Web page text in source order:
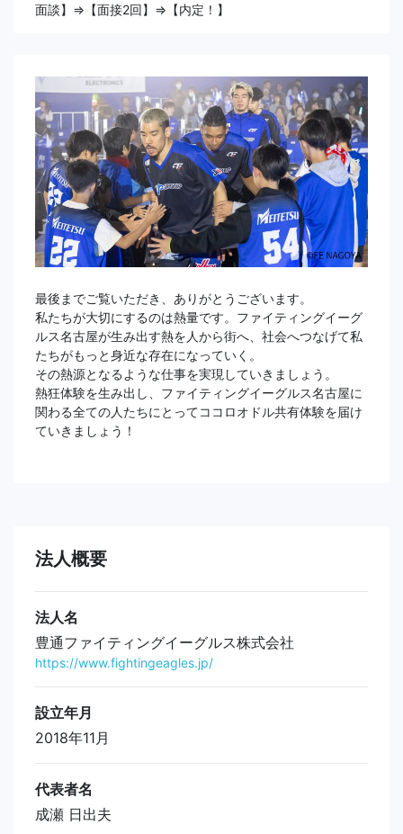
面談】⇒【面接2回】⇒【内定！】
最後までご覧いただき、ありがとうございます。
私たちが大切にするのは熱量です。ファイティングイーグ
ルス名古屋が生み出す熱を人から街へ、社会へつなげて私
たちがもっと身近な存在になっていく。
その熱源となるような仕事を実現していきましょう。
熱狂体験を生み出し、ファイティングイーグルス名古屋に
関わる全ての人たちにとってココロオドル共有体験を届け
ていきましょう！
法人概要
法人名
豊通ファイティングイーグルス株式会社
https://www.fightingeagles.jp/
設立年月
2018年11月
代表者名
成瀬 日出夫